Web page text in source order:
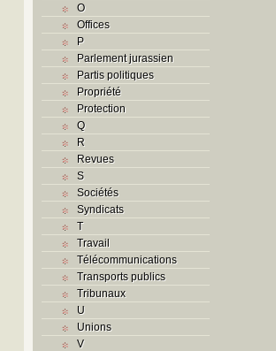
O
Offices
P
Parlement jurassien
Partis politiques
Propriété
Protection
Q
R
Revues
S
Sociétés
Syndicats
T
Travail
Télécommunications
Transports publics
Tribunaux
U
Unions
V